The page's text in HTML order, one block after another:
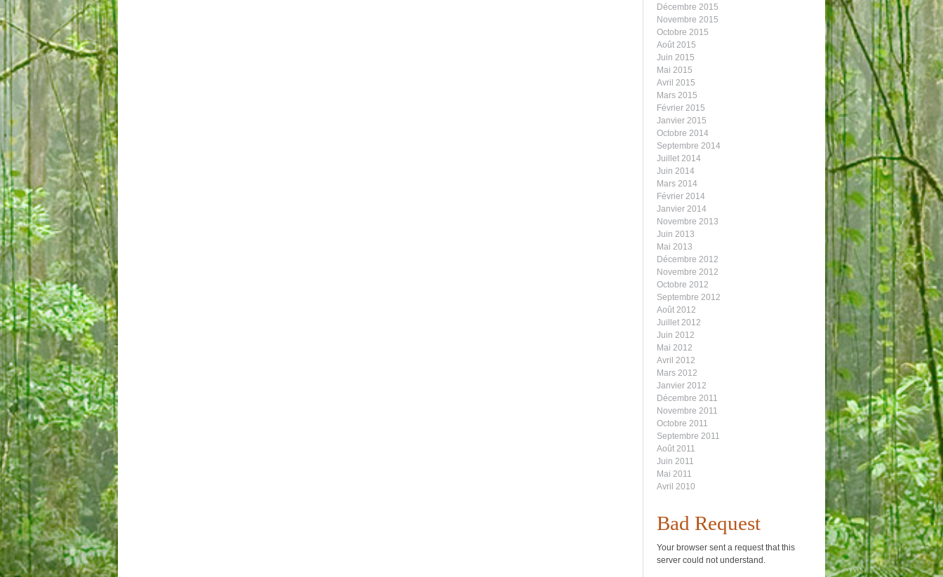
Décembre 2015
Novembre 2015
Octobre 2015
Août 2015
Juin 2015
Mai 2015
Avril 2015
Mars 2015
Février 2015
Janvier 2015
Octobre 2014
Septembre 2014
Juillet 2014
Juin 2014
Mars 2014
Février 2014
Janvier 2014
Novembre 2013
Juin 2013
Mai 2013
Décembre 2012
Novembre 2012
Octobre 2012
Septembre 2012
Août 2012
Juillet 2012
Juin 2012
Mai 2012
Avril 2012
Mars 2012
Janvier 2012
Décembre 2011
Novembre 2011
Octobre 2011
Septembre 2011
Août 2011
Juin 2011
Mai 2011
Avril 2010
Bad Request
Your browser sent a request that this
server could not understand.